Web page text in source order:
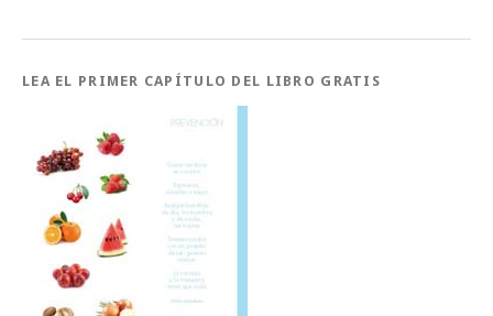
LEA EL PRIMER CAPÍTULO DEL LIBRO GRATIS